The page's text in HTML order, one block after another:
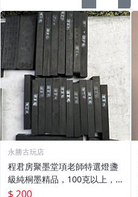
永勝古玩店
程君房聚墨堂項老師特選燈盞
級純桐墨精品，100克以上，
檀香墨質細膩黑亮 藍紫光放 檢
$ 200